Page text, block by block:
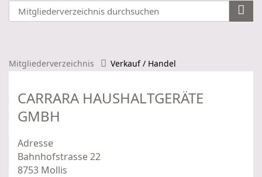
Mitgliederverzeichnis Verkauf / Handel
CARRARA HAUSHALTGERÄTE
GMBH
Adresse
Bahnhofstrasse 22
8753 Mollis